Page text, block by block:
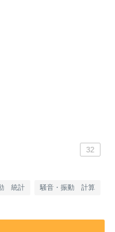
32
統計 騒音・振動 計算